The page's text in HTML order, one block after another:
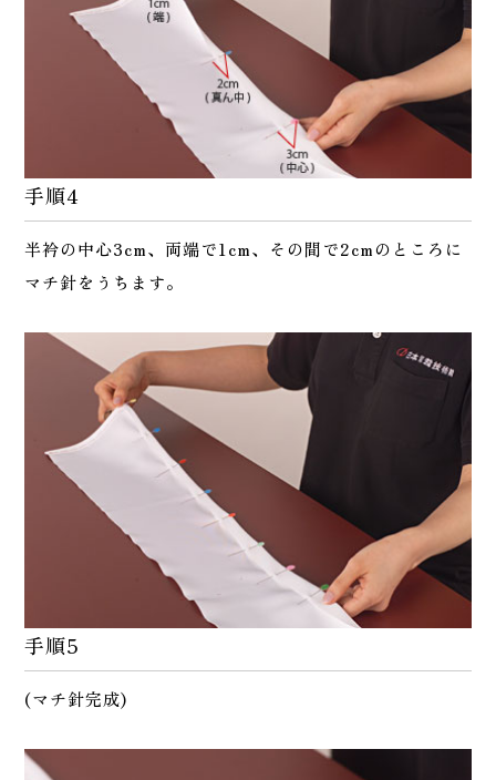
手順4
半衿の中心3cm、両端で1cm、その間で2cmのところに
マチ針をうちます。
手順5
(マチ針完成)